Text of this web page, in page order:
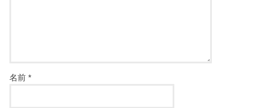
名前*